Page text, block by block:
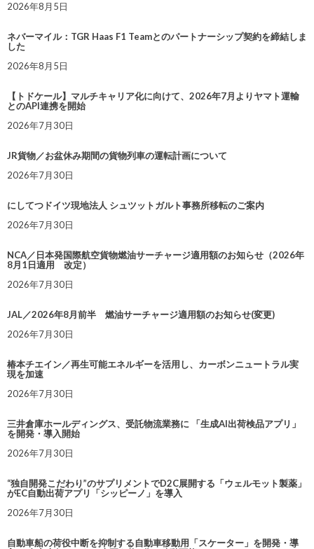
2026年8月5日
ネバーマイル：TGR Haas F1 Teamとのパートナーシップ契約を締結しま
した
2026年8月5日
【トドケール】マルチキャリア化に向けて、2026年7月よりヤマト運輸
とのAPI連携を開始
2026年7月30日
JR貨物／お盆休み期間の貨物列車の運転計画について
2026年7月30日
にしてつドイツ現地法人 シュツットガルト事務所移転のご案内
2026年7月30日
NCA／日本発国際航空貨物燃油サーチャージ適用額のお知らせ（2026年
8月1日適用 改定）
2026年7月30日
JAL／2026年8月前半 燃油サーチャージ適用額のお知らせ(変更)
2026年7月30日
椿本チエイン／再生可能エネルギーを活用し、カーボンニュートラル実
現を加速
2026年7月30日
三井倉庫ホールディングス、受託物流業務に 「生成AI出荷検品アプリ」
を開発・導入開始
2026年7月30日
“独自開発こだわり”のサプリメントでD2C展開する「ウェルモット製薬」
がEC自動出荷アプリ「シッピーノ」を導入
2026年7月30日
自動車船の荷役中断を抑制する自動車移動用「スケーター」を開発・導